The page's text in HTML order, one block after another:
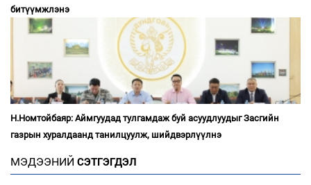
битүүмжлэнэ
Н.Номтойбаяр: Аймгуудад тулгамдаж буй асуудлуудыг Засгийн
газрын хуралдаанд танилцуулж, шийдвэрлүүлнэ
МЭДЭЭНИЙ СЭТГЭГДЭЛ